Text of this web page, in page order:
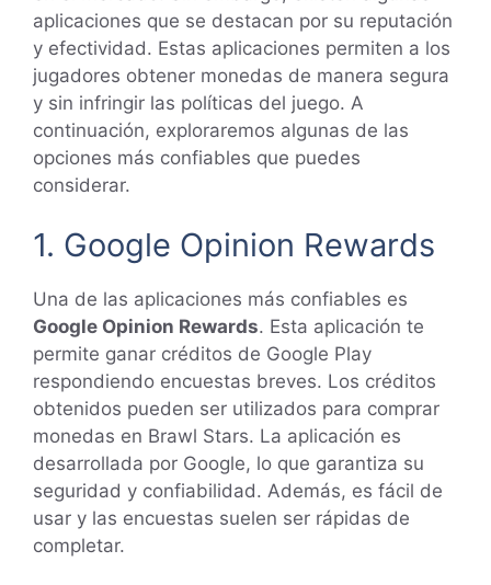
aplicaciones que se destacan por su reputación
y efectividad. Estas aplicaciones permiten a los
jugadores obtener monedas de manera segura
y sin infringir las políticas del juego. A
continuación, exploraremos algunas de las
opciones más confiables que puedes
considerar.
1. Google Opinion Rewards
Una de las aplicaciones más confiables es
Google Opinion Rewards. Esta aplicación te
permite ganar créditos de Google Play
respondiendo encuestas breves. Los créditos
obtenidos pueden ser utilizados para comprar
monedas en Brawl Stars. La aplicación es
desarrollada por Google, lo que garantiza su
seguridad y confiabilidad. Además, es fácil de
usar y las encuestas suelen ser rápidas de
completar.